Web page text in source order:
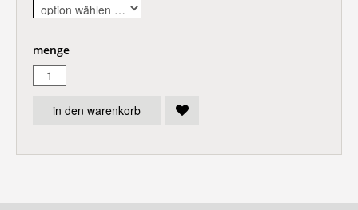
menge
in den warenkorb